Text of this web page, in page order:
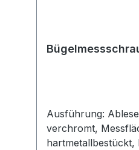
Ausführung:
verchromt,
hartmetallbestückt,